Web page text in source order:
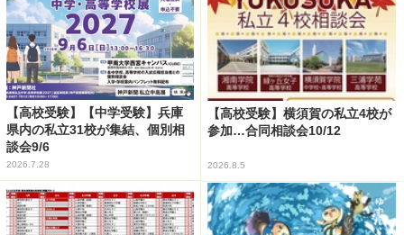
【高校受験】【中学受験】兵庫
県内の私立31校が集結、個別相
談会9/6
2026.7.28
【高校受験】横須賀の私立4校が
参加…合同相談会10/12
2026.8.5